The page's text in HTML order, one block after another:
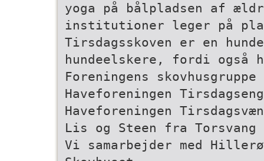
yoga på bålpladsen af
institutioner leger på
Tirsdagsskoven er en
hundeelskere, fordi også
Foreningens
Haveforeningen
Haveforeningen
Lis og Steen fra Torsvang
Vi samarbejder med